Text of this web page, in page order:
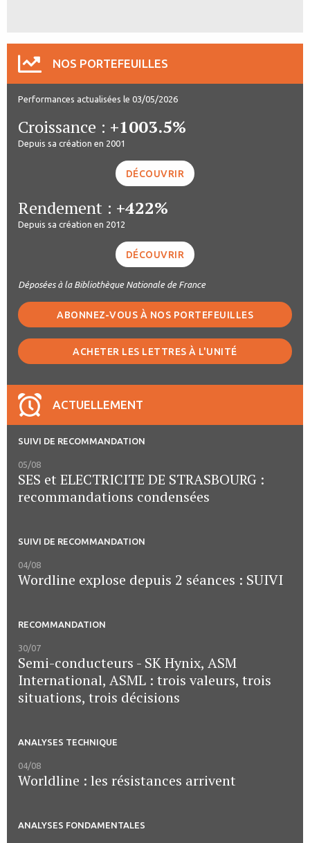
NOS PORTEFEUILLES
Performances actualisées le 03/05/2026
Croissance : +1003.5%
Depuis sa création en 2001
DÉCOUVRIR
Rendement : +422%
Depuis sa création en 2012
DÉCOUVRIR
Déposées à la Bibliothèque Nationale de France
ABONNEZ-VOUS À NOS PORTEFEUILLES
ACHETER LES LETTRES À L'UNITÉ
ACTUELLEMENT
SUIVI DE RECOMMANDATION
05/08
SES et ELECTRICITE DE STRASBOURG :
recommandations condensées
SUIVI DE RECOMMANDATION
04/08
Wordline explose depuis 2 séances : SUIVI
RECOMMANDATION
30/07
Semi-conducteurs - SK Hynix, ASM
International, ASML : trois valeurs, trois
situations, trois décisions
ANALYSES TECHNIQUE
04/08
Worldline : les résistances arrivent
ANALYSES FONDAMENTALES